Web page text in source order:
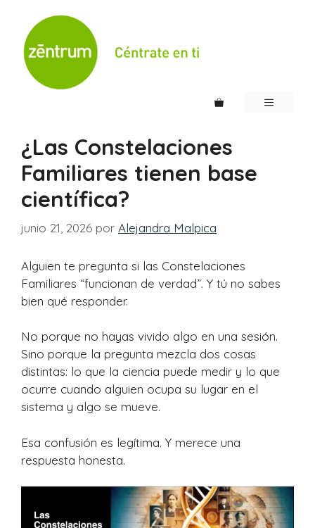
contenido
MENÚ
¿Las Constelaciones
Familiares tienen base
científica?
junio 21, 2026 por Alejandra Malpica
Alguien te pregunta si las Constelaciones
Familiares “funcionan de verdad”. Y tú no sabes
bien qué responder.
No porque no hayas vivido algo en una sesión.
Sino porque la pregunta mezcla dos cosas
distintas: lo que la ciencia puede medir y lo que
ocurre cuando alguien ocupa su lugar en el
sistema y algo se mueve.
Esa confusión es legítima. Y merece una
respuesta honesta.